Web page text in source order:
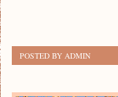
POSTED BY ADMIN